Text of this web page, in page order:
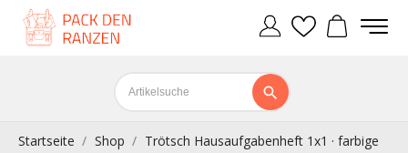
Startseite Shop
Trötsch Hausaufgabenheft 1x1 · farbige